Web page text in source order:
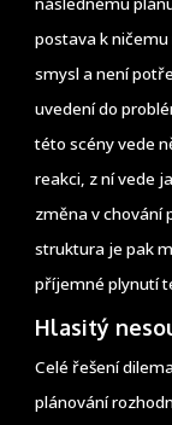
postava k
smysl a není
uvedení do
této scény vede
reakci, z ní vede
změna v chování
struktura je pak
příjemné plynutí
Hlasitý
Celé řešení
plánování